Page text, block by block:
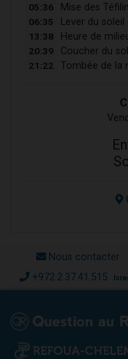
05:36 Mise des
06:35 Lever du soleil
13:38 Heure de
20:39 Coucher du
21:22 Tombée de la
Nous contacter
+972.2.37.41.515